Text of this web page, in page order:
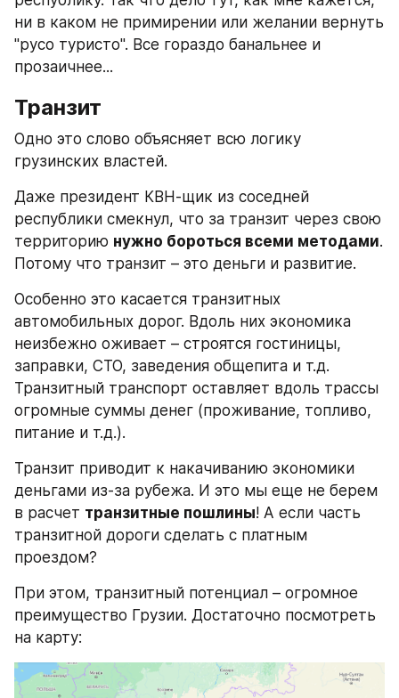
ни в каком не примирении или желании вернуть
"русо туристо". Все гораздо банальнее и
прозаичнее...
Транзит
Одно это слово объясняет всю логику
грузинских властей.
Даже президент КВН-щик из соседней
республики смекнул, что за транзит через свою
территорию нужно бороться всеми методами.
Потому что транзит – это деньги и развитие.
Особенно это касается транзитных
автомобильных дорог. Вдоль них экономика
неизбежно оживает – строятся гостиницы,
заправки, СТО, заведения общепита и т.д.
Транзитный транспорт оставляет вдоль трассы
огромные суммы денег (проживание, топливо,
питание и т.д.).
Транзит приводит к накачиванию экономики
деньгами из-за рубежа. И это мы еще не берем
в расчет транзитные пошлины! А если часть
транзитной дороги сделать с платным
проездом?
При этом, транзитный потенциал – огромное
преимущество Грузии. Достаточно посмотреть
на карту: